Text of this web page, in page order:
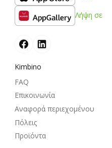
Λήψη σε
Kimbino
FAQ
Επικοινωνία
Αναφορά περιεχομένου
Πόλεις
Προϊόντα